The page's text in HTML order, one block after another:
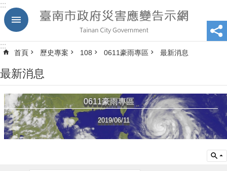
跳到主要內容區塊
:::
:::
首頁 歷史專案 108 0611豪雨專區 最新消息
最新消息
0611豪雨專區
2019/06/11